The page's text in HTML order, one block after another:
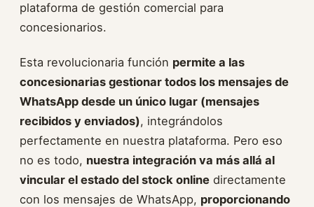
plataforma de gestión comercial para
concesionarios.
Esta revolucionaria función permite a las
concesionarias gestionar todos los mensajes de
WhatsApp desde un único lugar (mensajes
recibidos y enviados), integrándolos
perfectamente en nuestra plataforma. Pero eso
no es todo, nuestra integración va más allá al
vincular el estado del stock online directamente
con los mensajes de WhatsApp, proporcionando